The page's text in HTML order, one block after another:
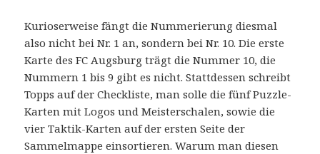
Kurioserweise fängt die Nummerierung diesmal
also nicht bei Nr. 1 an, sondern bei Nr. 10. Die erste
Karte des FC Augsburg trägt die Nummer 10, die
Nummern 1 bis 9 gibt es nicht. Stattdessen schreibt
Topps auf der Checkliste, man solle die fünf Puzzle-
Karten mit Logos und Meisterschalen, sowie die
vier Taktik-Karten auf der ersten Seite der
Sammelmappe einsortieren. Warum man diesen